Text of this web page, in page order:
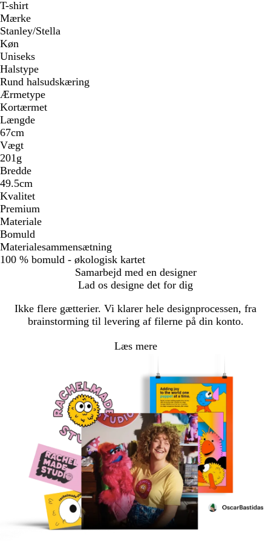
T-shirt
Mærke
Stanley/Stella
Køn
Uniseks
Halstype
Rund halsudskæring
Ærmetype
Kortærmet
Længde
67cm
Vægt
201g
Bredde
49.5cm
Kvalitet
Premium
Materiale
Bomuld
Materialesammensætning
100 % bomuld - økologisk kartet
Samarbejd med en designer
Lad os designe det for dig
Ikke flere gætterier. Vi klarer hele designprocessen, fra
brainstorming til levering af filerne på din konto.
Læs mere